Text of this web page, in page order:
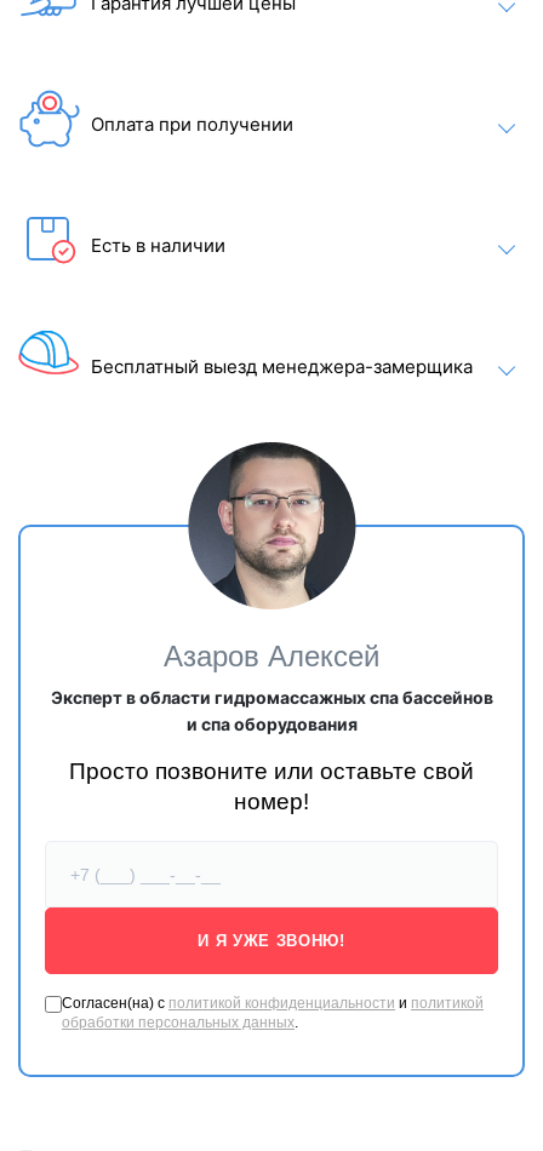
Азаров Алексей
Эксперт в области гидромассажных спа бассейнов
и спа оборудования
Просто позвоните или оставьте свой
номер!
И Я УЖЕ ЗВОНЮ!
Согласен(на) с политикой конфиденциальности и политикой
обработки персональных данных.
Оплата при получении
Есть в наличии
Бесплатный выезд менеджера-замерщика